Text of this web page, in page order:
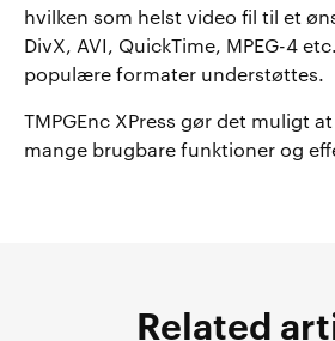
hvilken som helst video fil til et
DivX, AVI, QuickTime, MPEG-4
populære formater understøttes.
TMPGEnc XPress gør det muligt
mange brugbare funktioner og
Related